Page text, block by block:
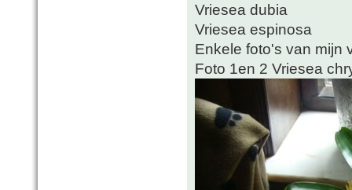
Vriesea dubia
Vriesea espinosa
Enkele foto's van mijn
Foto 1en 2 Vriesea